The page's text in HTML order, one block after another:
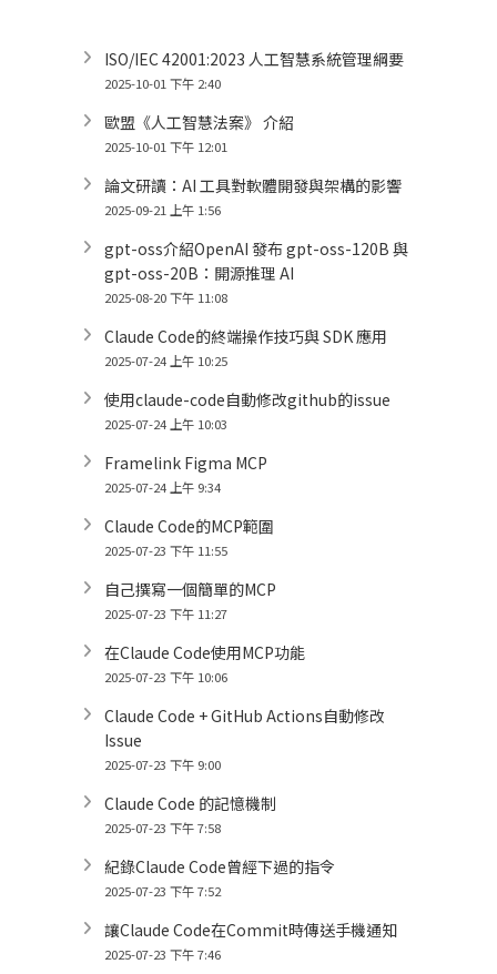
ISO/IEC 42001:2023 人工智慧系統管理綱要
2025-10-01 下午 2:40
歐盟《人工智慧法案》 介紹
2025-10-01 下午 12:01
論文研讀：AI 工具對軟體開發與架構的影響
2025-09-21 上午 1:56
gpt-oss介紹OpenAI 發布 gpt-oss-120B 與
gpt-oss-20B：開源推理 AI
2025-08-20 下午 11:08
Claude Code的終端操作技巧與 SDK 應用
2025-07-24 上午 10:25
使用claude-code自動修改github的issue
2025-07-24 上午 10:03
Framelink Figma MCP
2025-07-24 上午 9:34
Claude Code的MCP範圍
2025-07-23 下午 11:55
自己撰寫一個簡單的MCP
2025-07-23 下午 11:27
在Claude Code使用MCP功能
2025-07-23 下午 10:06
Claude Code + GitHub Actions自動修改
Issue
2025-07-23 下午 9:00
Claude Code 的記憶機制
2025-07-23 下午 7:58
紀錄Claude Code曾經下過的指令
2025-07-23 下午 7:52
讓Claude Code在Commit時傳送手機通知
2025-07-23 下午 7:46